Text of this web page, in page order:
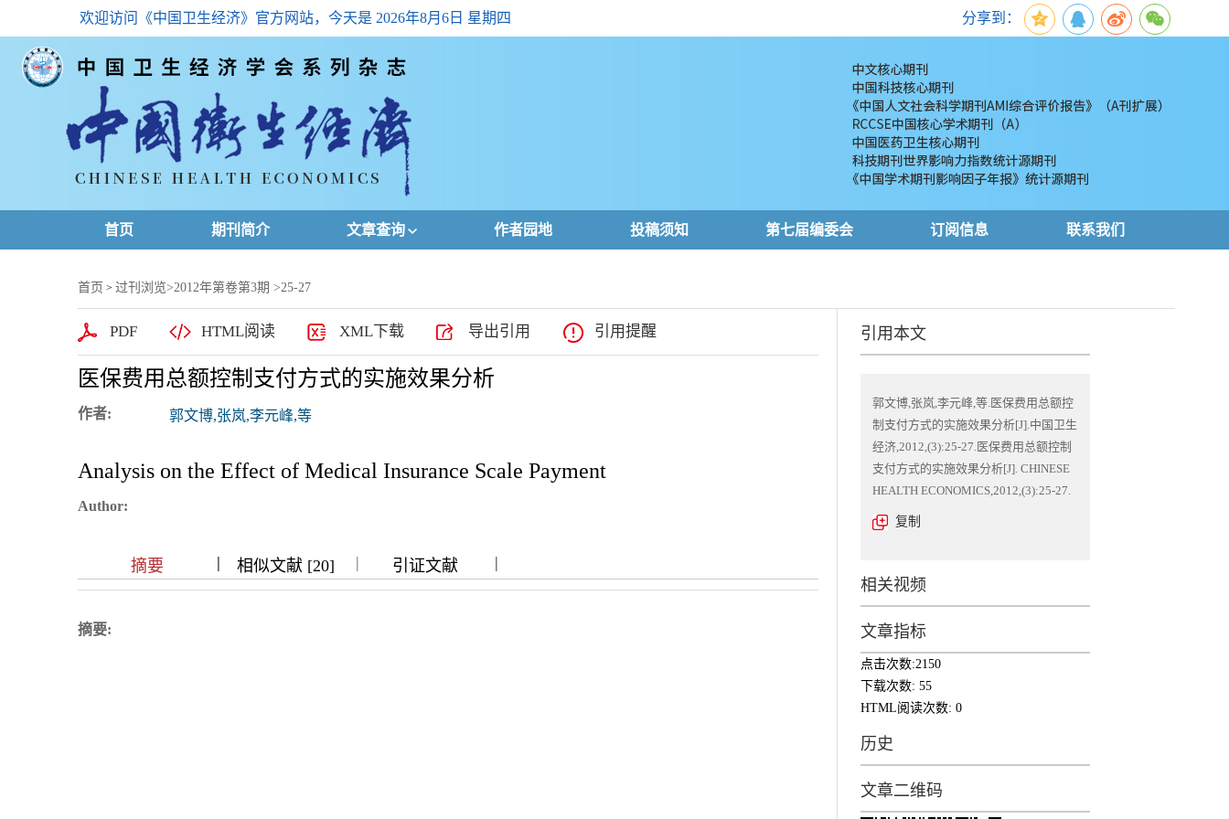
欢迎访问《中国卫生经济》官方网站，今天是 2026年8月6日 星期四 分享到：
首页 期刊简介 文章查询
高级查询
下载排名
作者园地 投稿须知 第七届编委会 订阅信息 联系我们
首页 > 过刊浏览>2012年第卷第3期 >25-27
PDF HTML阅读 XML下载 导出引用 引用提醒
医保费用总额控制支付方式的实施效果分析
作者: 郭文博,张岚,李元峰,等
Analysis on the Effect of Medical Insurance Scale Payment
Author:
摘要 |||| 相似文献 [20] | 引证文献 ||
摘要:
引用本文
郭文博,张岚,李元峰,等.医保费用总额控
制支付方式的实施效果分析[J].中国卫生
经济,2012,(3):25-27.医保费用总额控制
支付方式的实施效果分析[J]. CHINESE
HEALTH ECONOMICS,2012,(3):25-27.
复制
相关视频
文章指标
点击次数:2150
下载次数: 55
HTML阅读次数: 0
历史
文章二维码